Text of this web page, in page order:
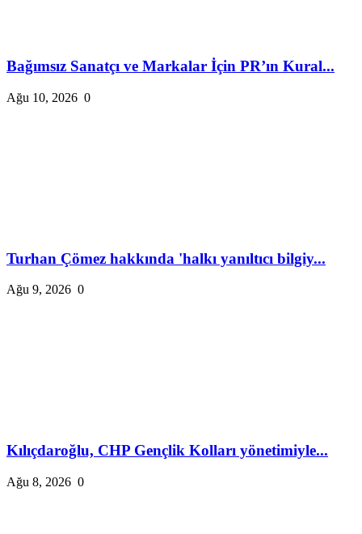
Bağımsız Sanatçı ve Markalar İçin PR’ın Kural...
Ağu 10, 2026 0
Turhan Çömez hakkında 'halkı yanıltıcı bilgiy...
Ağu 9, 2026 0
Kılıçdaroğlu, CHP Gençlik Kolları yönetimiyle...
Ağu 8, 2026 0